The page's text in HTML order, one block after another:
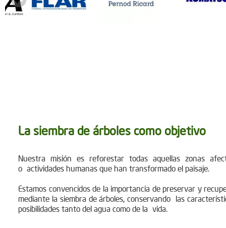
La siembra de árboles como objetivo
Nuestra misión es reforestar todas aquellas zonas
o actividades humanas que han transformado el paisaje.
Estamos convencidos de la importancia de preservar y
mediante la siembra de árboles, conservando las
posibilidades tanto del agua como de la vida.